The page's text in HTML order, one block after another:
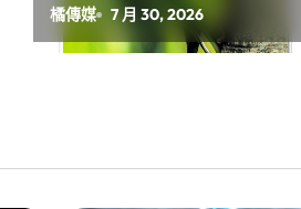
橘傳媒 7 月 30, 2026